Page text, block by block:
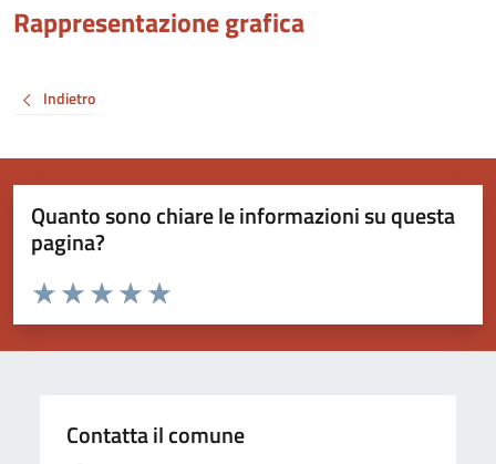
Rappresentazione grafica
Indietro
Quanto sono chiare le informazioni su questa
pagina?
Valuta da 1 a 5 stelle la pagina
Valuta 5 stelle su 5
Valuta 4 stelle su 5
Valuta 3 stelle su 5
Valuta 2 stelle su 5
Valuta 1 stelle su 5
Contatta il comune